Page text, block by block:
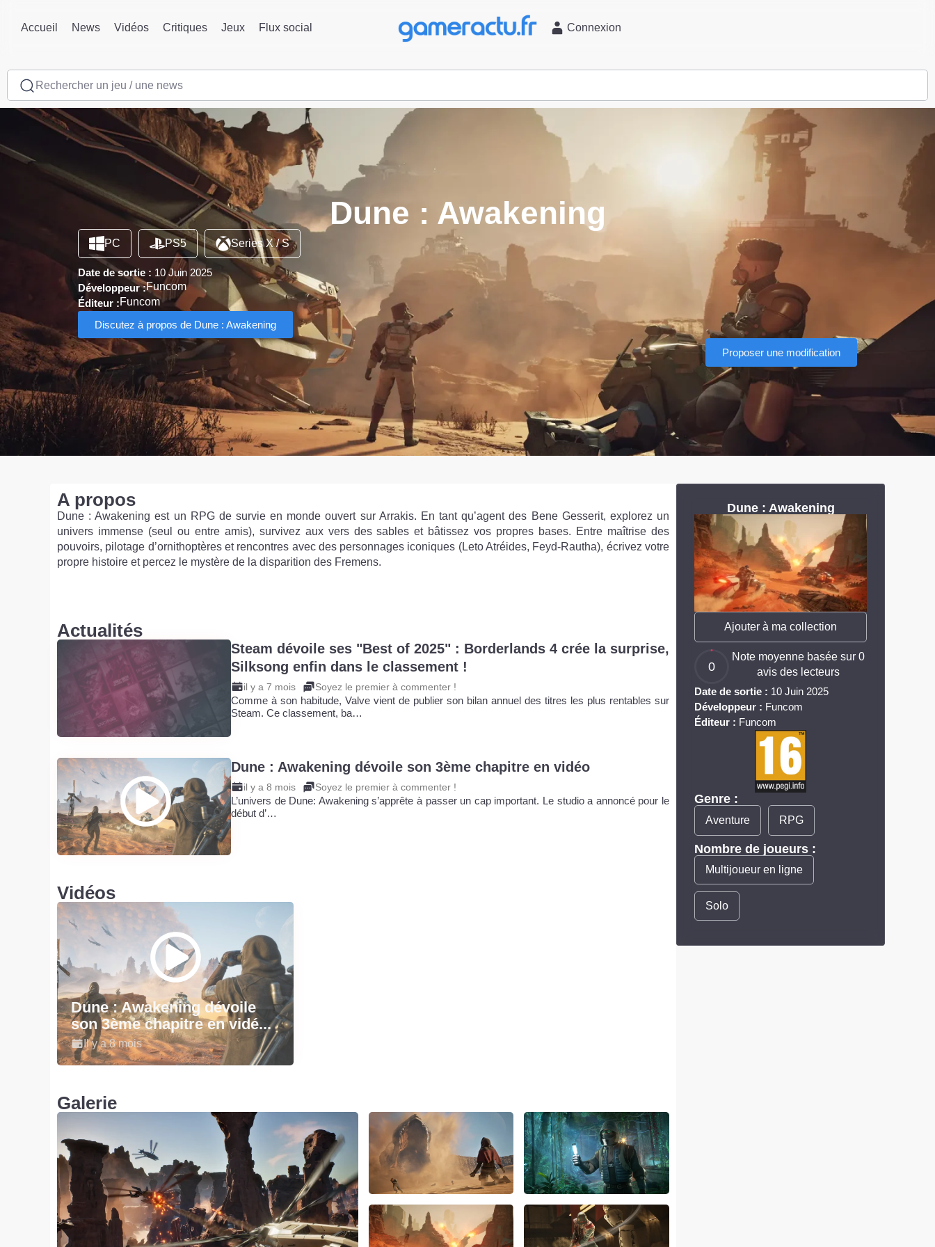
Accueil News Vidéos Critiques Jeux Flux social Connexion
Rechercher un jeu / une news
Dune : Awakening
PC PS5 Series X / S
Date de sortie : 10 Juin 2025
Développeur :Funcom
Éditeur :Funcom
Discutez à propos de Dune : Awakening
Proposer une modification
A propos
Dune : Awakening est un RPG de survie en monde ouvert sur Arrakis. En tant qu’agent des Bene Gesserit, explorez un
univers immense (seul ou entre amis), survivez aux vers des sables et bâtissez vos propres bases. Entre maîtrise des
pouvoirs, pilotage d’ornithoptères et rencontres avec des personnages iconiques (Leto Atréides, Feyd-Rautha), écrivez votre
propre histoire et percez le mystère de la disparition des Fremens.
Actualités
Steam dévoile ses "Best of 2025" : Borderlands 4 crée la surprise,
Silksong enfin dans le classement !
il y a 7 mois Soyez le premier à commenter !
Comme à son habitude, Valve vient de publier son bilan annuel des titres les plus rentables sur
Steam. Ce classement, ba…
Dune : Awakening dévoile son 3ème chapitre en vidéo
il y a 8 mois Soyez le premier à commenter !
L’univers de Dune: Awakening s’apprête à passer un cap important. Le studio a annoncé pour le
début d’…
Vidéos
Dune : Awakening dévoile
son 3ème chapitre en vidé...
Il y a 8 mois
Galerie
Dune : Awakening
Ajouter à ma collection
0
Note moyenne basée sur 0
avis des lecteurs
Date de sortie : 10 Juin 2025
Développeur : Funcom
Éditeur : Funcom
Genre :
Aventure RPG
Nombre de joueurs :
Multijoueur en ligne
Solo